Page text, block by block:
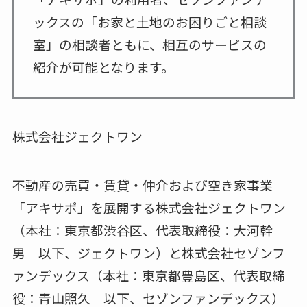
ックスの「お家と土地のお困りごと相談
室」の相談者ともに、相互のサービスの
紹介が可能となります。
株式会社ジェクトワン
不動産の売買・賃貸・仲介および空き家事業
「アキサポ」を展開する株式会社ジェクトワン
（本社：東京都渋谷区、代表取締役：大河幹
男 以下、ジェクトワン）と株式会社セゾンフ
ァンデックス（本社：東京都豊島区、代表取締
役：青山照久 以下、セゾンファンデックス）